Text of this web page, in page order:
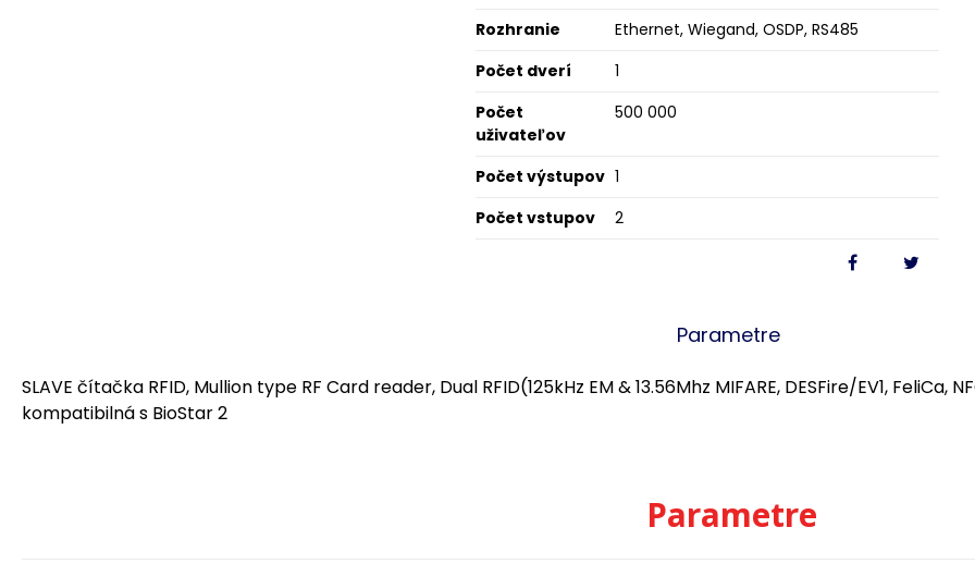
Rozhranie
Ethernet, Wiegand, OSDP, RS485
Počet dverí
1
Počet
uživateľov
500 000
Počet výstupov 1
Počet vstupov
2
Parametre
SLAVE čítačka RFID, Mullion type RF Card reader, Dual RFID(125kHz EM & 13.56Mhz MIFARE, DESFire/EV1, FeliCa,
kompatibilná s BioStar 2
Parametre